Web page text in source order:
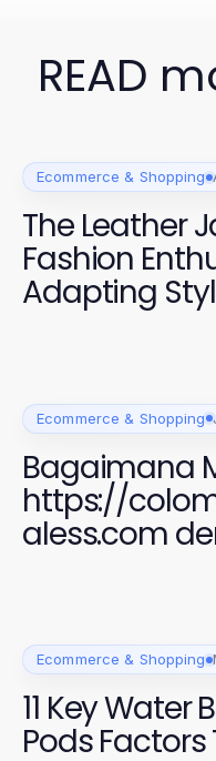
READ
Ecommerce & Shopping
The Leather
Fashion
Adapting
Ecommerce & Shopping
Bagaimana
https://
aless.com
Ecommerce & Shopping
11 Key
Pods